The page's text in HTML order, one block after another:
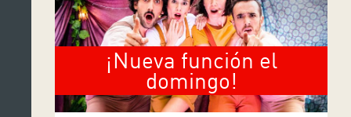
¡Nueva función el
domingo!